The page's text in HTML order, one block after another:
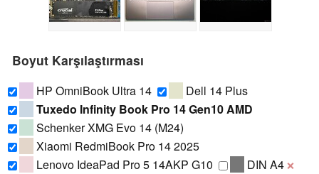
Boyut Karşılaştırması
HP OmniBook Ultra 14
Dell 14 Plus
Tuxedo Infinity Book Pro 14 Gen10 AMD
Schenker XMG Evo 14 (M24)
Xiaomi RedmiBook Pro 14 2025
Lenovo IdeaPad Pro 5 14AKP G10
DIN A4 ❌